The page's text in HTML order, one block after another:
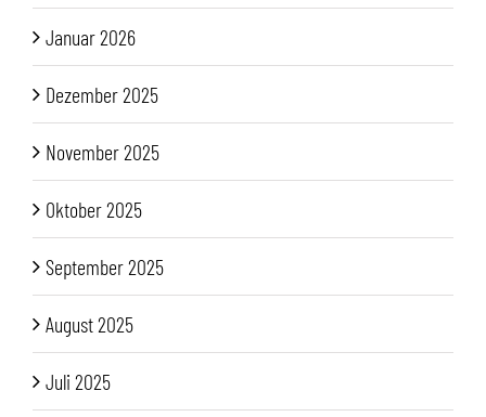
Januar 2026
Dezember 2025
November 2025
Oktober 2025
September 2025
August 2025
Juli 2025